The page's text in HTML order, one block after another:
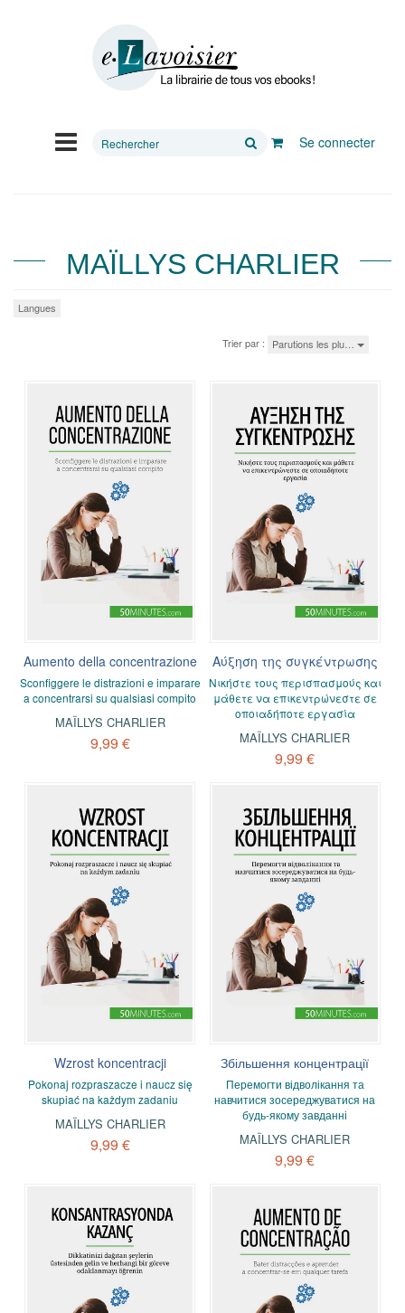
Rechercher
Se connecter
MAÏLLYS CHARLIER
Langues
Trier par : Parutions les plu…
Aumento della concentrazione
Sconfiggere le distrazioni e imparare
a concentrarsi su qualsiasi compito
MAÏLLYS CHARLIER
9,99 €
Αύξηση της συγκέντρωσης
Νικήστε τους περισπασμούς και
μάθετε να επικεντρώνεστε σε
οποιαδήποτε εργασία
MAÏLLYS CHARLIER
9,99 €
Wzrost koncentracji
Pokonaj rozpraszacze i naucz się
skupiać na każdym zadaniu
MAÏLLYS CHARLIER
9,99 €
Збільшення концентрації
Перемогти відволікання та
навчитися зосереджуватися на
будь-якому завданні
MAÏLLYS CHARLIER
9,99 €